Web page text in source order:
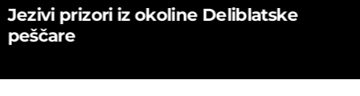
Jezivi prizori iz okoline Deliblatske
peščare